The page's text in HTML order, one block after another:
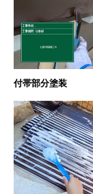
付帯部分塗装